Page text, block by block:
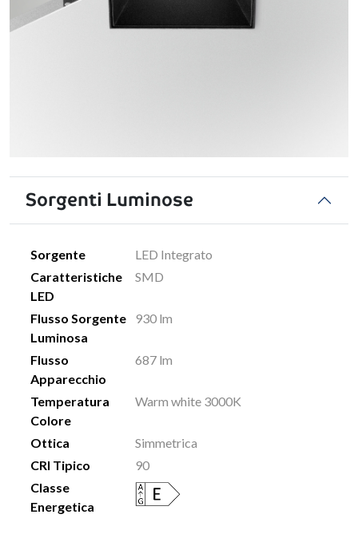
Sorgenti Luminose
Sorgente
LED Integrato
Caratteristiche
LED
SMD
Flusso Sorgente
Luminosa
930 lm
Flusso
Apparecchio
687 lm
Temperatura
Colore
Warm white 3000K
Ottica
Simmetrica
CRI Tipico
90
Classe
Energetica